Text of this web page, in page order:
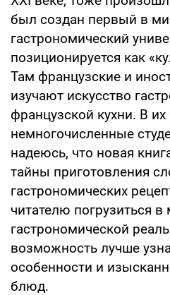
был создан первый в
гастрономический
позиционируется как
Там французские и
изучают искусство
французской кухни. В их
немногочисленные
надеюсь, что новая
тайны приготовления
гастрономических
читателю погрузиться
гастрономической
возможность лучше
особенности и
блюд.